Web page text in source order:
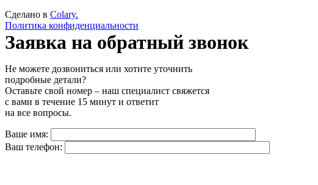
Сделано в Colary.
Политика конфиденциальности
Заявка на обратный звонок
Не можете дозвониться или хотите уточнить
подробные детали?
Оставьте свой номер – наш специалист свяжется
с вами в течение 15 минут и ответит
на все вопросы.
Ваше имя:
Ваш телефон: